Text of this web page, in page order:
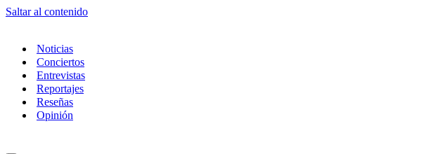
Saltar al contenido
Noticias
Conciertos
Entrevistas
Reportajes
Reseñas
Opinión